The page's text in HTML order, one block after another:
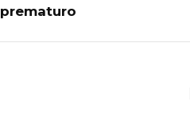
post:
prematuro